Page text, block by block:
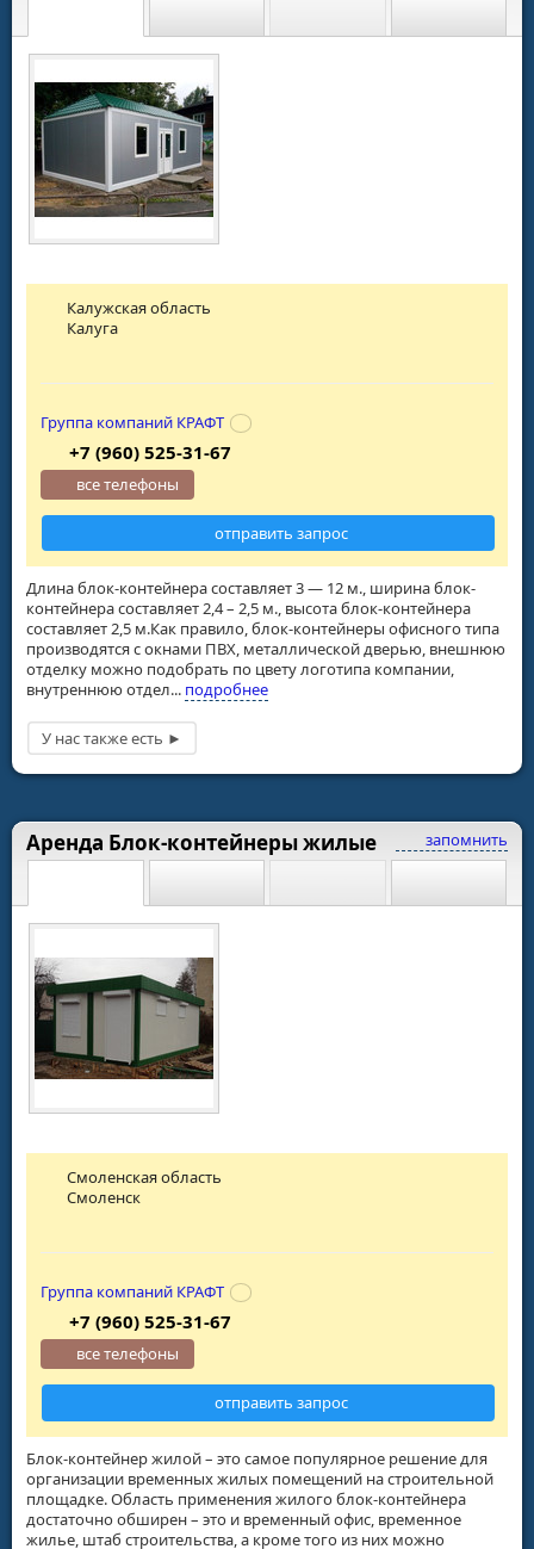
Длина блок-контейнера составляет 3 — 12 м., ширина блок-
контейнера составляет 2,4 – 2,5 м., высота блок-контейнера
составляет 2,5 м.Как правило, блок-контейнеры офисного типа
производятся с окнами ПВХ, металлической дверью, внешнюю
отделку можно подобрать по цвету логотипа компании,
внутреннюю отдел... подробнее
Калужская область
Калуга
Группа компаний КРАФТ
+7 (960) 525-31-67
все телефоны
отправить запрос
запомнить
Аренда Блок-контейнеры жилые
Блок-контейнер жилой – это самое популярное решение для
организации временных жилых помещений на строительной
площадке. Область применения жилого блок-контейнера
достаточно обширен – это и временный офис, временное
жилье, штаб строительства, а кроме того из них можно
Смоленская область
Смоленск
Группа компаний КРАФТ
+7 (960) 525-31-67
все телефоны
отправить запрос